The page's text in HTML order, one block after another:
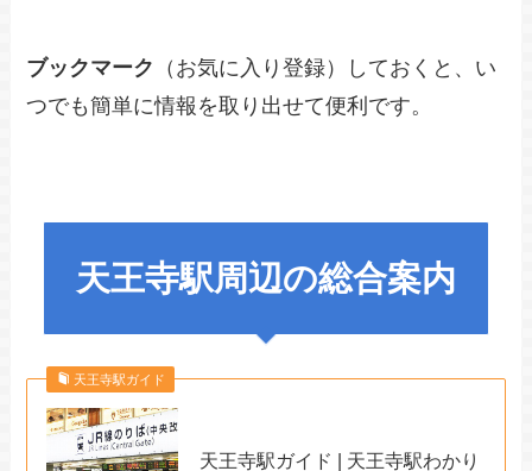
ブックマーク
（お気に入り登録）しておくと、い
つでも簡単に情報を取り出せて便利です。
天王寺駅周辺の総合案内
天王寺駅ガイド
天王寺駅ガイド | 天王寺駅わかり